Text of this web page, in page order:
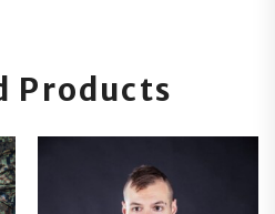
Products